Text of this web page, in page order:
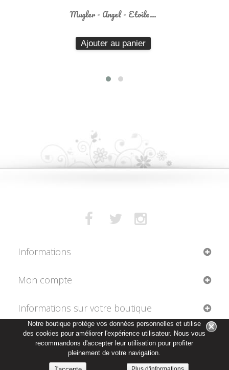
Notre boutique protège vos données personnelles et utilise
des cookies pour améliorer l'expérience utilisateur. Nous vous
recommandons d'accepter leur utilisation pour profiter
pleinement de votre navigation.
Mugler - Angel - Etoile...
Ajouter au panier
Informations
Mon compte
Informations sur votre boutique